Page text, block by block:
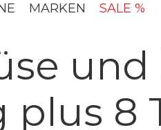
MARKEN SALE %
und
plus 8